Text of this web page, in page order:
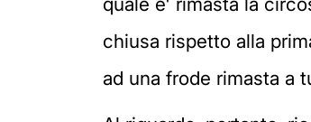
chiusa rispetto alla
ad una frode rimasta a